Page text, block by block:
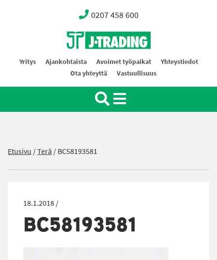
0207 458 600
Oy J-Trading Ab
Yritys Ajankohtaista Avoimet työpaikat
Yhteystiedot
Ota yhteyttä
Vastuullisuus
Etusivu /Terä /BC58193581
18.1.2018 /
BC58193581